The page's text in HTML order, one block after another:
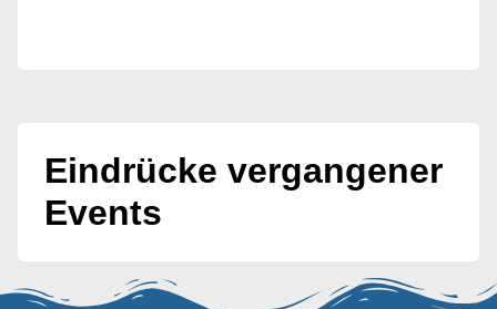
Eindrücke vergangener
Events